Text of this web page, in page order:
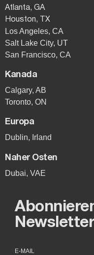
Atlanta, GA
Houston, TX
Los Angeles, CA
Salt Lake City, UT
San Francisco, CA
Kanada
Calgary, AB
Toronto, ON
Europa
Dublin, Irland
Naher Osten
Dubai, VAE
Newsletter
E-MAIL